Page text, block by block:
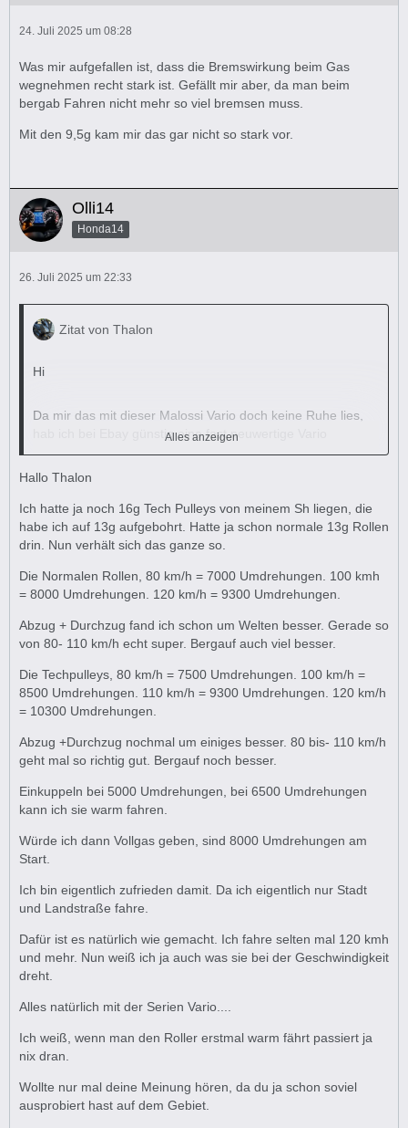
24. Juli 2025 um 08:28
Was mir aufgefallen ist, dass die Bremswirkung beim Gas
wegnehmen recht stark ist. Gefällt mir aber, da man beim
bergab Fahren nicht mehr so viel bremsen muss.
Mit den 9,5g kam mir das gar nicht so stark vor.
Olli14
Honda14
26. Juli 2025 um 22:33
Zitat von Thalon
Hi
Da mir das mit dieser Malossi Vario doch keine Ruhe lies,
hab ich bei Ebay günstig eine fast neuwertige Vario
geschossen.
Da ich aber in vielen FB Gruppen soviel Begeisterung und
positive Berichte fand, wollte ich es noch einmal versuchen.
10g Malossi Rollen waren dabei, die 11,5g fehlten. Dazu
habe ich noch die Techpulleys 20x17 in 9,5g bestellt.
Test war Stadt, Landstraße und Autobahn ca 6-8km. Ich bin
gefahren. Auf ebener Strecke, ohne Gegenwind so ein
bisschen mehr, wie 130kmh Tacho und ca121kmh GPS.
Mit den 10g Malossi Rollen 125kmh Tacho und 114-115kmh
GPS/ Drehzahl 9500Umin
Mit den 9,5g Pulleys 135kmh Tacho und 124-125kmh GPS (
schwankt immer zwischen 124und125kmh) Drehzahl
9800Umin
aber gleichmäßiger. Mit Malossi und Pulley ist es eine
durchgehend Beschleunigung bis 120kmh, danach dann
langsamer bis Topspeed. Ab ca70kmh ziehen aber die
Drehzahl bei 60kmh mit den Malossi 5600Umin und den
Pulleys bei 6000Umin
Anfahrdrehzahl bei den Malossi so ca 4800-5000Umin bei
Alles anzeigen
Hallo Thalon
Ich hatte ja noch 16g Tech Pulleys von meinem Sh liegen, die
habe ich auf 13g aufgebohrt. Hatte ja schon normale 13g Rollen
drin. Nun verhält sich das ganze so.
Die Normalen Rollen, 80 km/h = 7000 Umdrehungen. 100 kmh
= 8000 Umdrehungen. 120 km/h = 9300 Umdrehungen.
Abzug + Durchzug fand ich schon um Welten besser. Gerade so
von 80- 110 km/h echt super. Bergauf auch viel besser.
Die Techpulleys, 80 km/h = 7500 Umdrehungen. 100 km/h =
8500 Umdrehungen. 110 km/h = 9300 Umdrehungen. 120 km/h
= 10300 Umdrehungen.
Abzug +Durchzug nochmal um einiges besser. 80 bis- 110 km/h
geht mal so richtig gut. Bergauf noch besser.
Einkuppeln bei 5000 Umdrehungen, bei 6500 Umdrehungen
kann ich sie warm fahren.
Würde ich dann Vollgas geben, sind 8000 Umdrehungen am
Start.
Ich bin eigentlich zufrieden damit. Da ich eigentlich nur Stadt
und Landstraße fahre.
Dafür ist es natürlich wie gemacht. Ich fahre selten mal 120 kmh
und mehr. Nun weiß ich ja auch was sie bei der Geschwindigkeit
dreht.
Alles natürlich mit der Serien Vario....
Ich weiß, wenn man den Roller erstmal warm fährt passiert ja
nix dran.
Wollte nur mal deine Meinung hören, da du ja schon soviel
ausprobiert hast auf dem Gebiet.